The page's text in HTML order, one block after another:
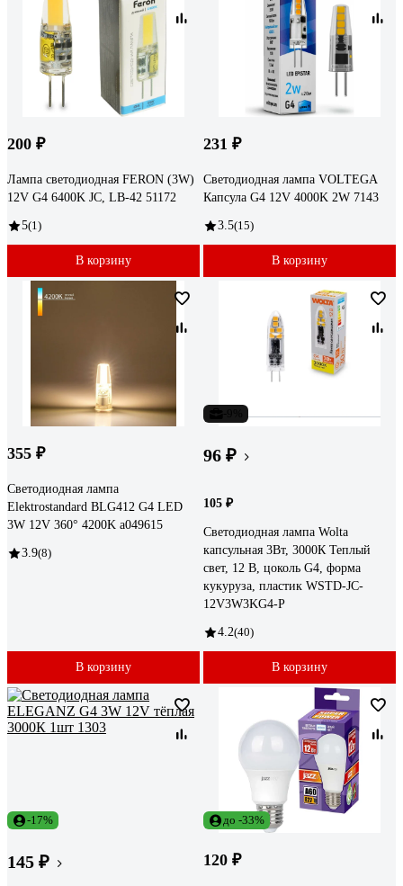
200 ₽
Лампа светодиодная FERON (3W)
12V G4 6400K JC, LB-42 51172
5(1)
В корзину
231 ₽
Светодиодная лампа VOLTEGA
Капсула G4 12V 4000K 2W 7143
3.5(15)
В корзину
355 ₽
Светодиодная лампа
Elektrostandard BLG412 G4 LED
3W 12V 360° 4200K a049615
3.9(8)
В корзину
96 ₽
105 ₽
Светодиодная лампа Wolta
капсульная 3Вт, 3000К Теплый
свет, 12 В, цоколь G4, форма
кукуруза, пластик WSTD-JC-
12V3W3KG4-P
4.2(40)
В корзину
-17%
145 ₽
до -33%
120 ₽